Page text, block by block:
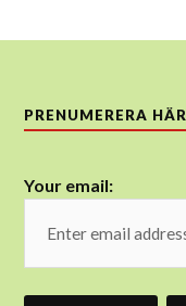
PRENUMERERA HÄR
Your email: